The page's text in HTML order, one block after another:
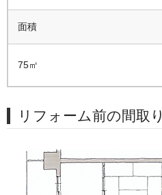
面積
75㎡
リフォーム前の間取り